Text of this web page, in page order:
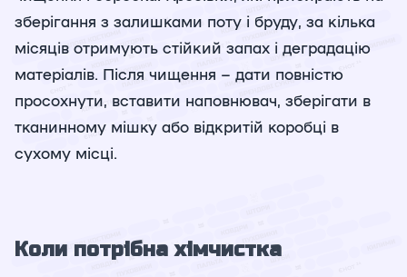
зберігання з залишками поту і бруду, за кілька
місяців отримують стійкий запах і деградацію
матеріалів. Після чищення – дати повністю
просохнути, вставити наповнювач, зберігати в
тканинному мішку або відкритій коробці в
сухому місці.
Коли потрібна хімчистка